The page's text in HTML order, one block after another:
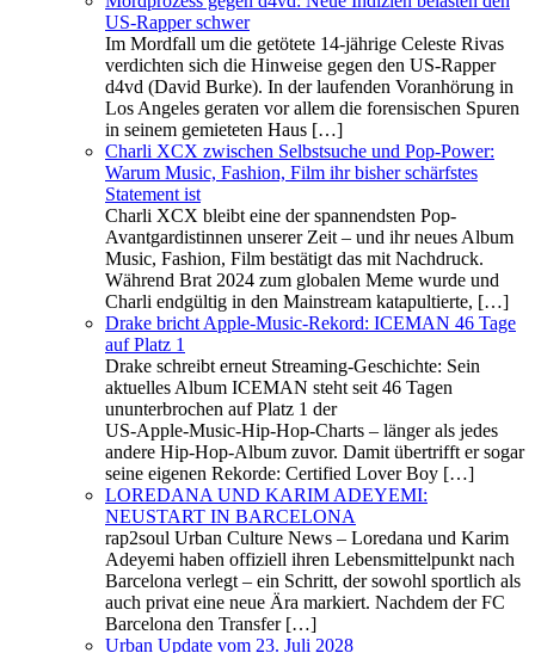
US‑Rapper schwer
Im Mordfall um die getötete 14‑jährige Celeste Rivas
verdichten sich die Hinweise gegen den US‑Rapper
d4vd (David Burke). In der laufenden Voranhörung in
Los Angeles geraten vor allem die forensischen Spuren
in seinem gemieteten Haus […]
Charli XCX zwischen Selbstsuche und Pop-Power:
Warum Music, Fashion, Film ihr bisher schärfstes
Statement ist
Charli XCX bleibt eine der spannendsten Pop-
Avantgardistinnen unserer Zeit – und ihr neues Album
Music, Fashion, Film bestätigt das mit Nachdruck.
Während Brat 2024 zum globalen Meme wurde und
Charli endgültig in den Mainstream katapultierte, […]
Drake bricht Apple‑Music‑Rekord: ICEMAN 46 Tage
auf Platz 1
Drake schreibt erneut Streaming‑Geschichte: Sein
aktuelles Album ICEMAN steht seit 46 Tagen
ununterbrochen auf Platz 1 der
US‑Apple‑Music‑Hip‑Hop‑Charts – länger als jedes
andere Hip-Hop‑Album zuvor. Damit übertrifft er sogar
seine eigenen Rekorde: Certified Lover Boy […]
LOREDANA UND KARIM ADEYEMI:
NEUSTART IN BARCELONA
rap2soul Urban Culture News – Loredana und Karim
Adeyemi haben offiziell ihren Lebensmittelpunkt nach
Barcelona verlegt – ein Schritt, der sowohl sportlich als
auch privat eine neue Ära markiert. Nachdem der FC
Barcelona den Transfer […]
Urban Update vom 23. Juli 2028